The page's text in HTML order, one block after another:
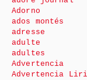
Adorno
ados montés
adresse
adulte
adultes
Advertencia
Advertencia